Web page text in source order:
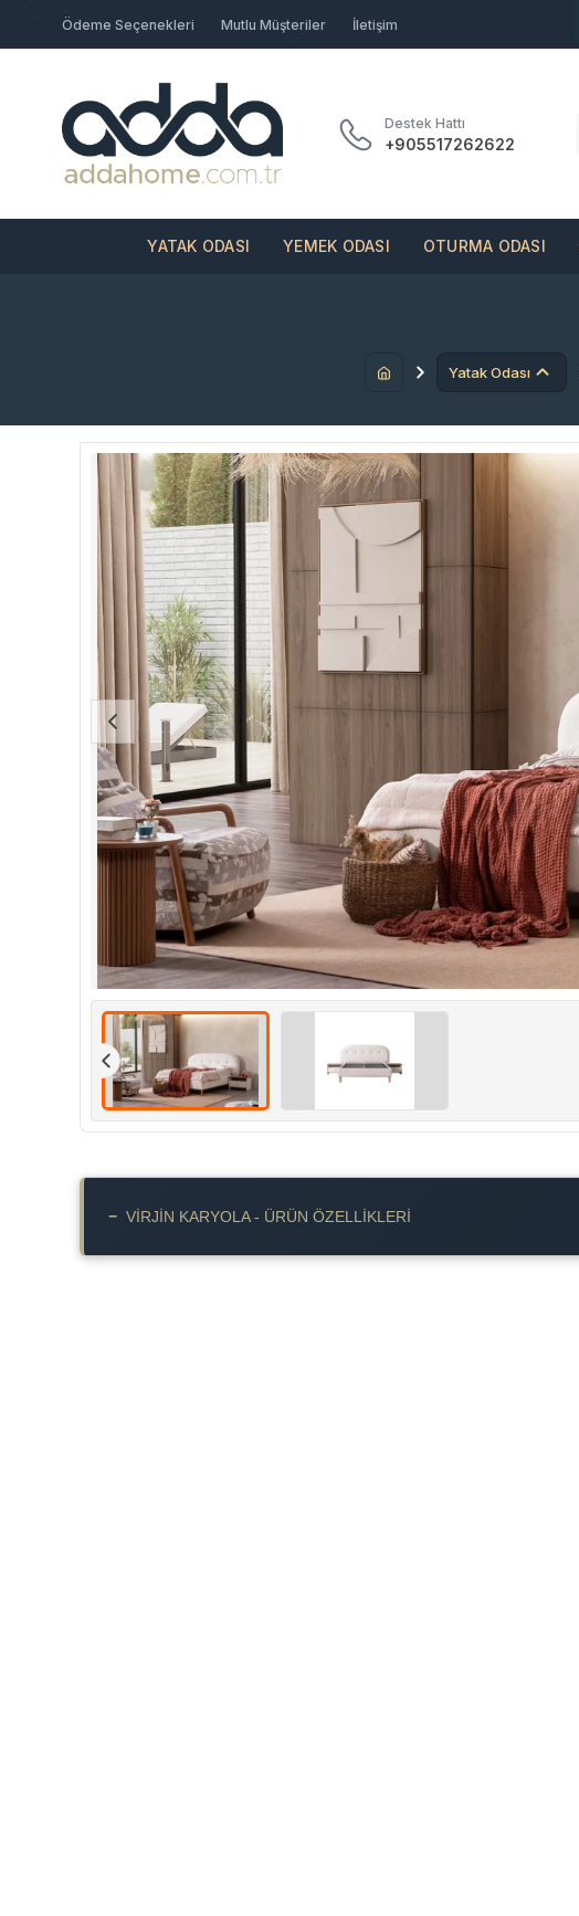
Ödeme Seçenekleri Mutlu Müşteriler İletişim
Destek Hattı
+905517262622
YATAK ODASI YEMEK ODASI OTURMA ODASI
Yatak Odası
− VIRJIN KARYOLA - ÜRÜN ÖZELLIKLERI